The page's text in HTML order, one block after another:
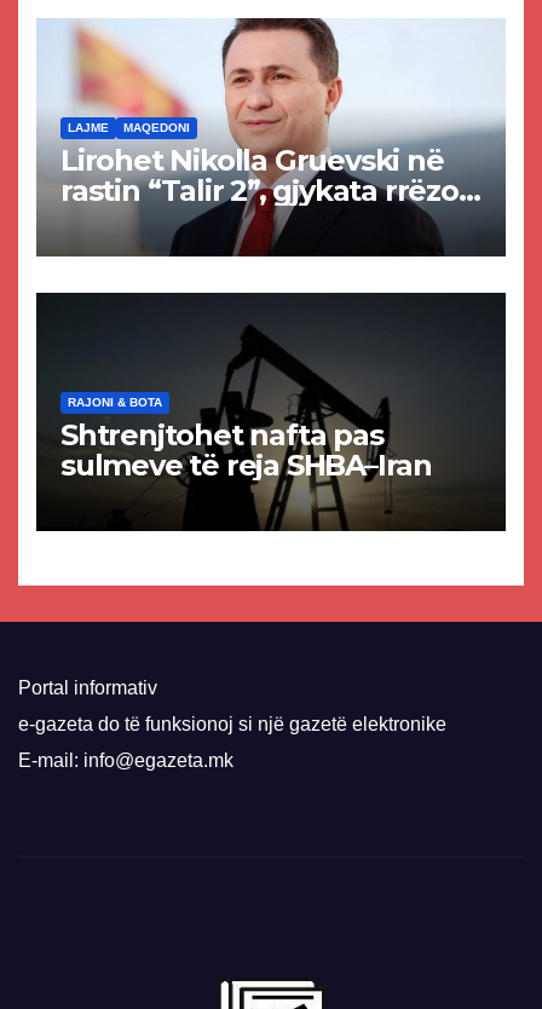
LAJME MAQEDONI
Lirohet Nikolla Gruevski në
rastin “Talir 2”, gjykata rrëzon
akuzat për ndërtimin e
paligjshëm të selisë së
RAJONI & BOTA
Shtrenjtohet nafta pas
sulmeve të reja SHBA–Iran
Portal informativ
e-gazeta do të funksionoj si një gazetë elektronike
E-mail: info@egazeta.mk